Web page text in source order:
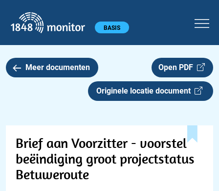
Hoofdmenu BASIS
Meer documenten Open PDF
Originele locatie document
Brief aan Voorzitter - voorstel
beëindiging groot projectstatus
Betuweroute